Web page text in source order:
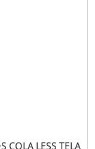
COLA LESS TELA